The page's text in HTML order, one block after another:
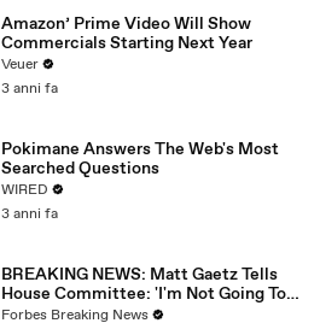
Amazon’ Prime Video Will Show
Commercials Starting Next Year
Veuer
3 anni fa
Pokimane Answers The Web's Most
Searched Questions
WIRED
3 anni fa
BREAKING NEWS: Matt Gaetz Tells
House Committee: 'I'm Not Going To
Vote For A Continuing Resolution'
Forbes Breaking News